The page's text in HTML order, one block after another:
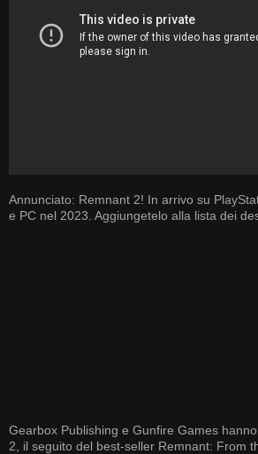
Annunciato: Remnant 2! In arrivo su
e PC nel 2023. Aggiungetelo alla lista dei
Gearbox Publishing e Gunfire Games
2, il seguito del best-seller Remnant: From